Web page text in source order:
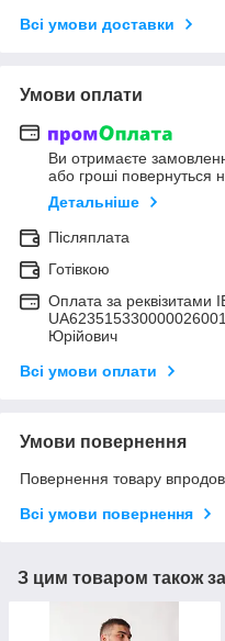
Всі умови доставки
Умови оплати
Ви отримаєте
або гроші повернуться
Детальніше
Післяплата
Готівкою
Оплата за реквізитами
Юрійович
Всі умови оплати
Умови повернення
Повернення товару
Всі умови повернення
З цим товаром також